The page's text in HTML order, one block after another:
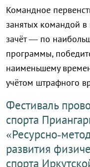
Командное
занятых командой в
зачёт — по
программы,
наименьшему
учётом штрафного
Фестиваль
спорта
развития
спорта